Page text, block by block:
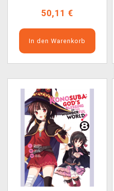
50,11 €
In den Warenkorb